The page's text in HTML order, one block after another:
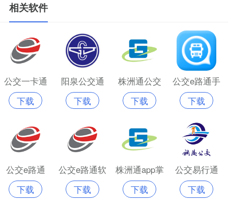
相关软件
公交一卡通
app软件
下载
阳泉公交通
app203
下载
株洲通公交
app最新版
下载
公交e路通手
机版
下载
公交e路通
下载
公交e路通软
件
下载
株洲通app掌
上公交
下载
公交易行通
下载